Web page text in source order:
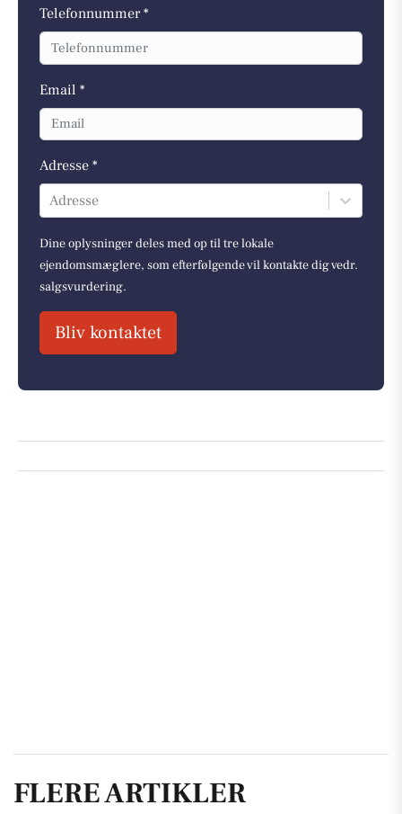
Telefonnummer *
Email *
Adresse *
Adresse
Dine oplysninger deles med op til tre lokale
ejendomsmæglere, som efterfølgende vil kontakte dig vedr.
salgsvurdering.
Bliv kontaktet
FLERE ARTIKLER